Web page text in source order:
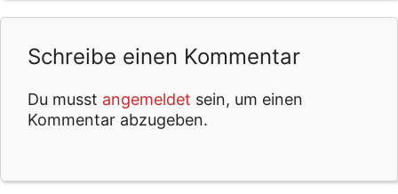
Schreibe einen Kommentar
Du musst angemeldet sein, um einen
Kommentar abzugeben.